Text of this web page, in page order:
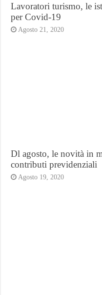
Lavoratori turismo, le
per Covid-19
Agosto 21, 2020
Dl agosto, le novità in
contributi previdenziali
Agosto 19, 2020